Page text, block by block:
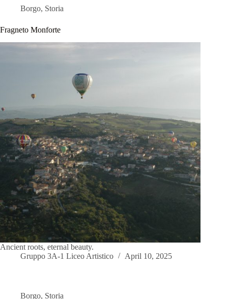
Borgo, Storia
Fragneto Monforte
Ancient roots, eternal beauty.
Gruppo 3A-1 Liceo Artistico
April 10, 2025
Borgo, Storia